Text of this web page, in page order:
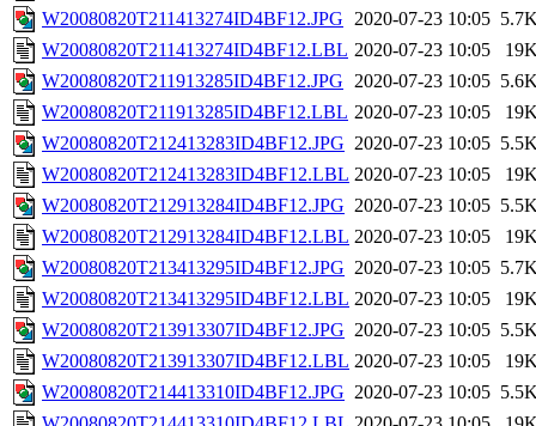
W20080820T211413274ID4BF12.JPG 2020-07-23 10:05
W20080820T211413274ID4BF12.LBL 2020-07-23 10:05
W20080820T211913285ID4BF12.JPG 2020-07-23 10:05
W20080820T211913285ID4BF12.LBL 2020-07-23 10:05
W20080820T212413283ID4BF12.JPG 2020-07-23 10:05
W20080820T212413283ID4BF12.LBL 2020-07-23 10:05
W20080820T212913284ID4BF12.JPG 2020-07-23 10:05
W20080820T212913284ID4BF12.LBL 2020-07-23 10:05
W20080820T213413295ID4BF12.JPG 2020-07-23 10:05
W20080820T213413295ID4BF12.LBL 2020-07-23 10:05
W20080820T213913307ID4BF12.JPG 2020-07-23 10:05
W20080820T213913307ID4BF12.LBL 2020-07-23 10:05
W20080820T214413310ID4BF12.JPG 2020-07-23 10:05